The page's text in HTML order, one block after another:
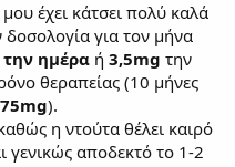
έχει κάτσει πολύ καλά
για τον μήνα
ημέρα ή 3,5mg την
θεραπείας (10 μήνες
).
η ντούτα θέλει καιρό
γενικώς αποδεκτό το 1-2